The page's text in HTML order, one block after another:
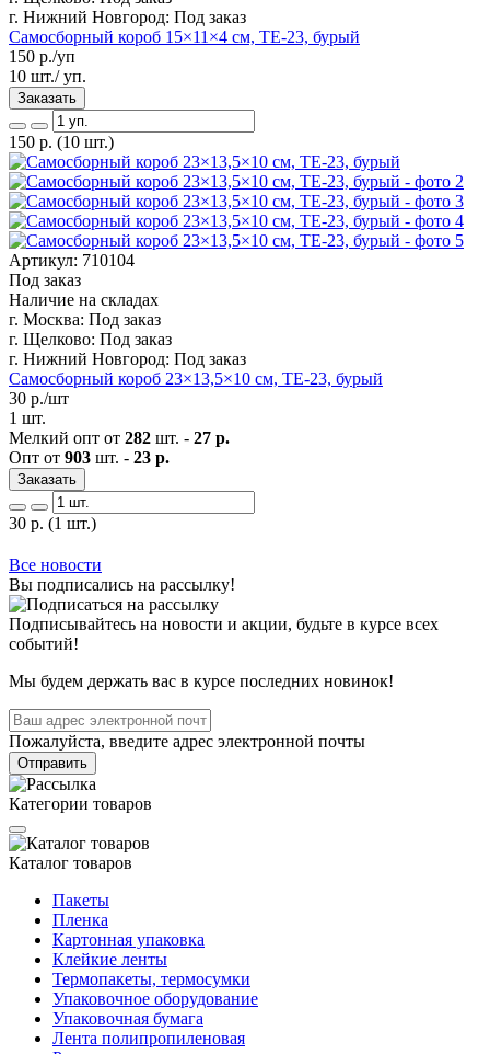
г. Нижний Новгород: Под заказ
Самосборный короб 15×11×4 см, ТЕ-23, бурый
150 р./уп
10 шт./ уп.
Заказать
150 р. (10 шт.)
Артикул: 710104
Под заказ
Наличие на складах
г. Москва: Под заказ
г. Щелково: Под заказ
г. Нижний Новгород: Под заказ
Самосборный короб 23×13,5×10 см, ТЕ-23, бурый
30 р./шт
1 шт.
Мелкий опт от 282 шт. - 27 р.
Опт от 903 шт. - 23 р.
Заказать
30 р. (1 шт.)
Все новости
Вы подписались на рассылку!
Подписывайтесь на новости и акции, будьте в курсе всех
событий!
Мы будем держать вас в курсе последних новинок!
Пожалуйста, введите адрес электронной почты
Отправить
Категории товаров
Каталог товаров
Пакеты
Пленка
Картонная упаковка
Клейкие ленты
Термопакеты, термосумки
Упаковочное оборудование
Упаковочная бумага
Лента полипропиленовая